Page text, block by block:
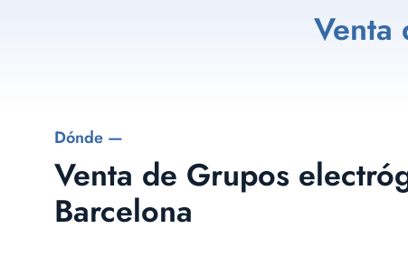
Venta
Dónde —
Venta de Grupos
Barcelona